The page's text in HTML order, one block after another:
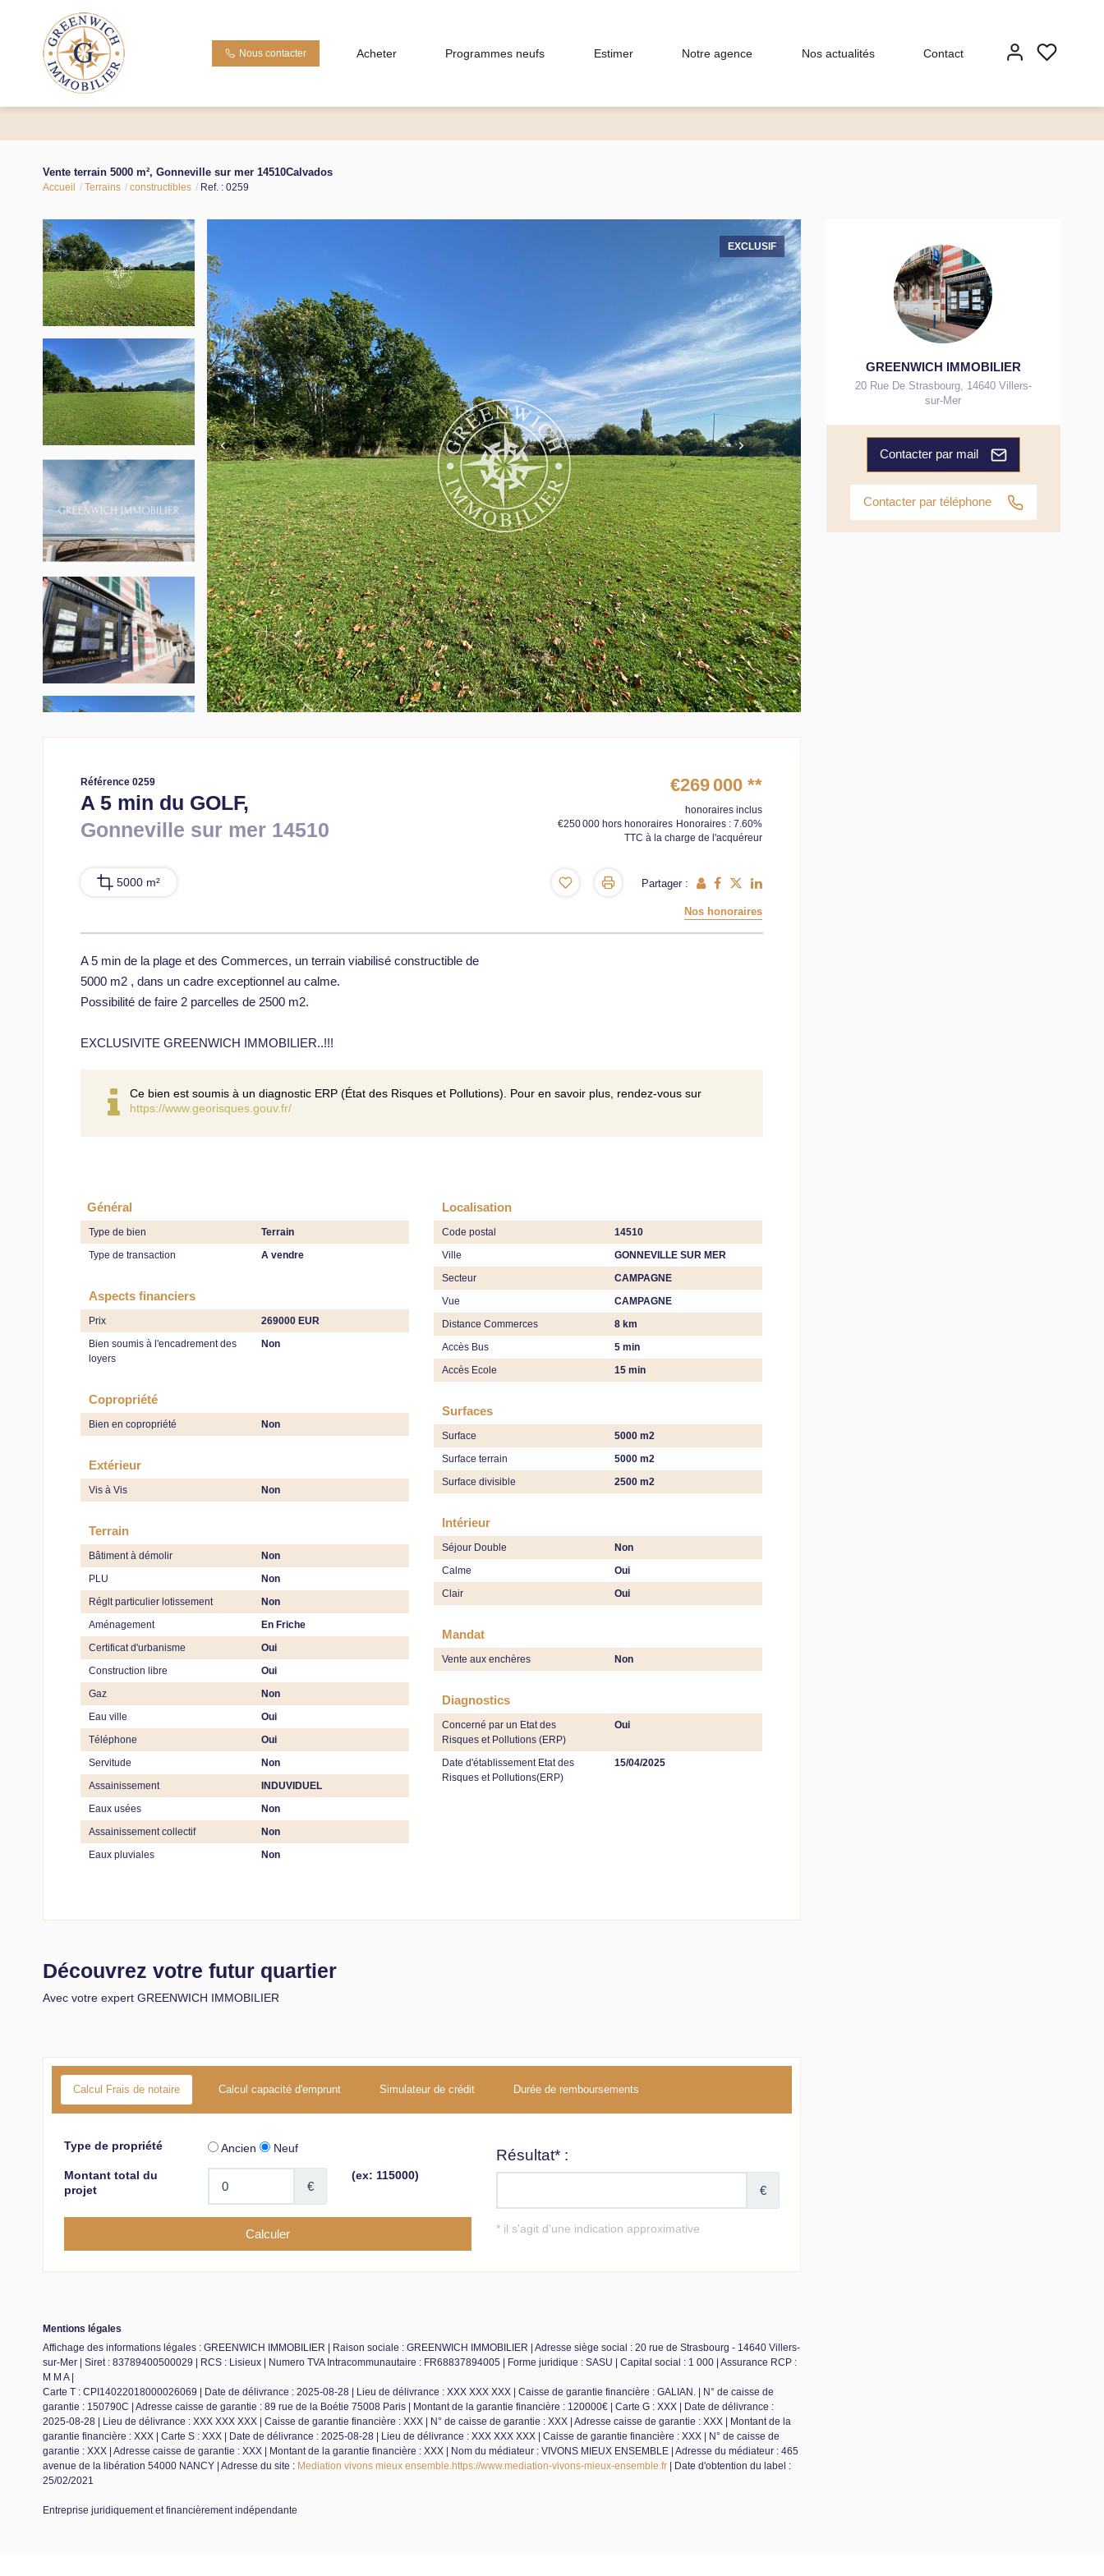
Nous contacter Acheter Programmes neufs Estimer Notre agence Nos actualités Contact
Vente terrain 5000 m², Gonneville sur mer 14510Calvados
Accueil Terrains constructibles Ref. : 0259
EXCLUSIF
Référence 0259
A 5 min du GOLF,
Gonneville sur mer 14510
5000 m²
€269 000 **
honoraires inclus
€250 000 hors honoraires Honoraires : 7.60%
TTC à la charge de l'acquéreur
Partager :
Nos honoraires
A 5 min de la plage et des Commerces, un terrain viabilisé constructible de
5000 m2 , dans un cadre exceptionnel au calme.
Possibilité de faire 2 parcelles de 2500 m2.
EXCLUSIVITE GREENWICH IMMOBILIER..!!!
Ce bien est soumis à un diagnostic ERP (État des Risques et Pollutions). Pour en savoir plus, rendez-vous sur
https://www.georisques.gouv.fr/
Général
Type de bien
Terrain
Type de transaction
A vendre
Localisation
Code postal
14510
Ville
GONNEVILLE SUR MER
Secteur
CAMPAGNE
Vue
CAMPAGNE
Distance Commerces
8 km
Accès Bus
5 min
Accès Ecole
15 min
Aspects financiers
Prix
269000 EUR
Bien soumis à l'encadrement des
loyers
Non
Copropriété
Bien en copropriété Non
Surfaces
Surface
5000 m2
Surface terrain
5000 m2
Surface divisible
2500 m2
Extérieur
Vis à Vis Non
Intérieur
Séjour Double
Non
Calme
Oui
Clair
Oui
Terrain
Bâtiment à démolir
Non
PLU
Non
Réglt particulier lotissement
Non
Aménagement
En Friche
Certificat d'urbanisme
Oui
Construction libre
Oui
Gaz
Non
Eau ville
Oui
Téléphone
Oui
Servitude
Non
Assainissement
INDUVIDUEL
Eaux usées
Non
Assainissement collectif
Non
Eaux pluviales
Non
Mandat
Vente aux enchères Non
Diagnostics
Concerné par un Etat des
Risques et Pollutions (ERP)
Oui
Date d'établissement Etat des
Risques et Pollutions(ERP)
15/04/2025
Découvrez votre futur quartier
Avec votre expert GREENWICH IMMOBILIER
Calcul Frais de notaire Calcul capacité d'emprunt Simulateur de crédit Durée de remboursements
GREENWICH IMMOBILIER
20 Rue De Strasbourg, 14640 Villers-
sur-Mer
Contacter par mail
Contacter par téléphone
Mentions légales
Affichage des informations légales : GREENWICH IMMOBILIER | Raison sociale : GREENWICH IMMOBILIER | Adresse siège social : 20 rue de Strasbourg - 14640 Villers-
sur-Mer | Siret : 83789400500029 | RCS : Lisieux | Numero TVA Intracommunautaire : FR68837894005 | Forme juridique : SASU | Capital social : 1 000 | Assurance RCP :
M M A |
Carte T : CPI14022018000026069 | Date de délivrance : 2025-08-28 | Lieu de délivrance : XXX XXX XXX | Caisse de garantie financière : GALIAN. | N° de caisse de
garantie : 150790C | Adresse caisse de garantie : 89 rue de la Boétie 75008 Paris | Montant de la garantie financière : 120000€ | Carte G : XXX | Date de délivrance :
2025-08-28 | Lieu de délivrance : XXX XXX XXX | Caisse de garantie financière : XXX | N° de caisse de garantie : XXX | Adresse caisse de garantie : XXX | Montant de la
garantie financière : XXX | Carte S : XXX | Date de délivrance : 2025-08-28 | Lieu de délivrance : XXX XXX XXX | Caisse de garantie financière : XXX | N° de caisse de
garantie : XXX | Adresse caisse de garantie : XXX | Montant de la garantie financière : XXX | Nom du médiateur : VIVONS MIEUX ENSEMBLE | Adresse du médiateur : 465
avenue de la libération 54000 NANCY | Adresse du site : Mediation vivons mieux ensemble.https://www.mediation-vivons-mieux-ensemble.fr | Date d'obtention du label :
25/02/2021
Entreprise juridiquement et financièrement indépendante